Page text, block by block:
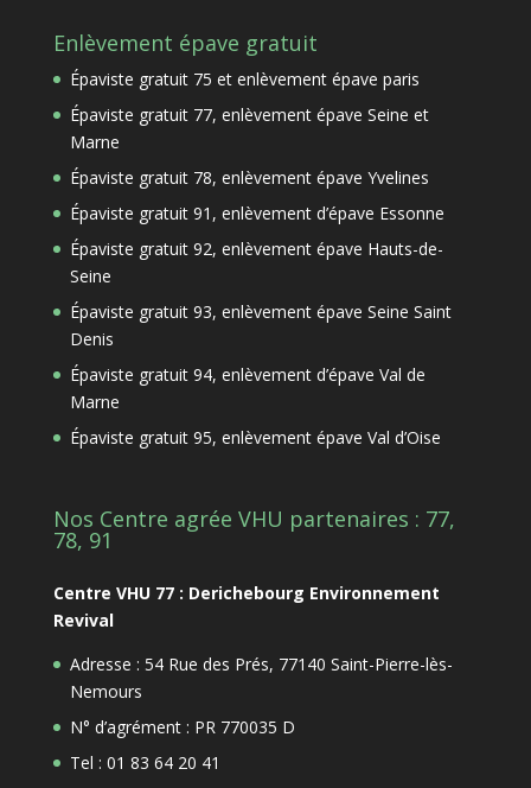
Enlèvement épave gratuit
Épaviste gratuit 75 et enlèvement épave paris
Épaviste gratuit 77, enlèvement épave Seine et
Marne
Épaviste gratuit 78, enlèvement épave Yvelines
Épaviste gratuit 91, enlèvement d’épave Essonne
Épaviste gratuit 92, enlèvement épave Hauts-de-
Seine
Épaviste gratuit 93, enlèvement épave Seine Saint
Denis
Épaviste gratuit 94, enlèvement d’épave Val de
Marne
Épaviste gratuit 95, enlèvement épave Val d’Oise
Nos Centre agrée VHU partenaires : 77,
78, 91
Centre VHU 77 : Derichebourg Environnement
Revival
Adresse : 54 Rue des Prés, 77140 Saint-Pierre-lès-
Nemours
N° d’agrément : PR 770035 D
Tel : 01 83 64 20 41